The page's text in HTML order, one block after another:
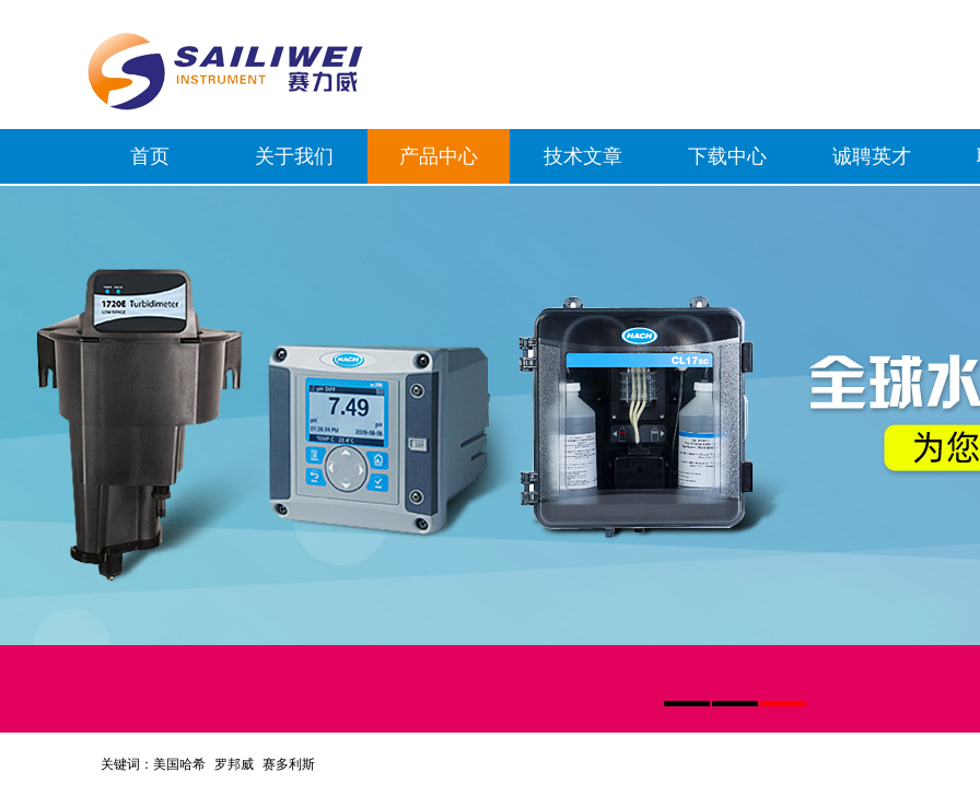
首页 关于我们 产品中心 技术文章 下载中心 诚聘英才
关键词： 美国哈希 罗邦威 赛多利斯